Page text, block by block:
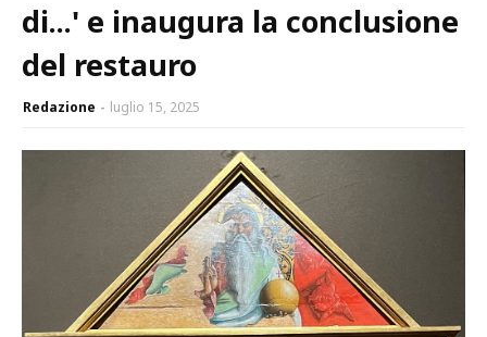
di...' e inaugura la conclusione
del restauro
Redazione luglio 15, 2025